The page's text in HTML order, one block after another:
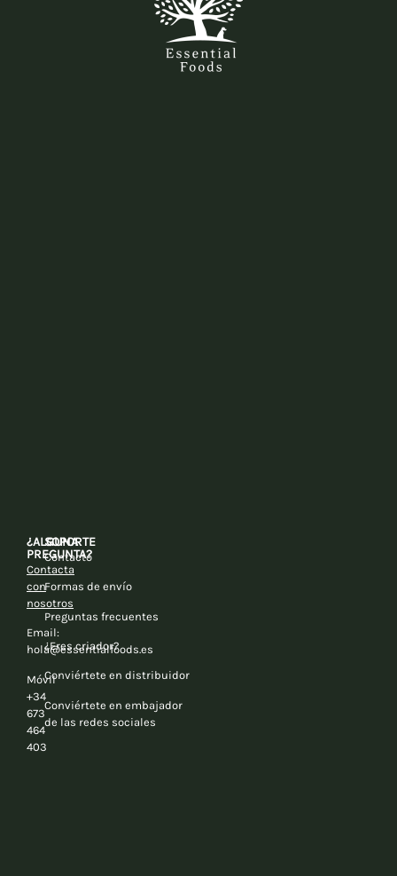
¿ALGUNA
PREGUNTA?
Contacta
con
nosotros
Email:
hola@essentialfoods.es
Móvil
+34
673
464
403
SOPORTE
Contacto
Formas de envío
Preguntas frecuentes
¿Eres criador?
Conviértete en distribuidor
Conviértete en embajador
de las redes sociales